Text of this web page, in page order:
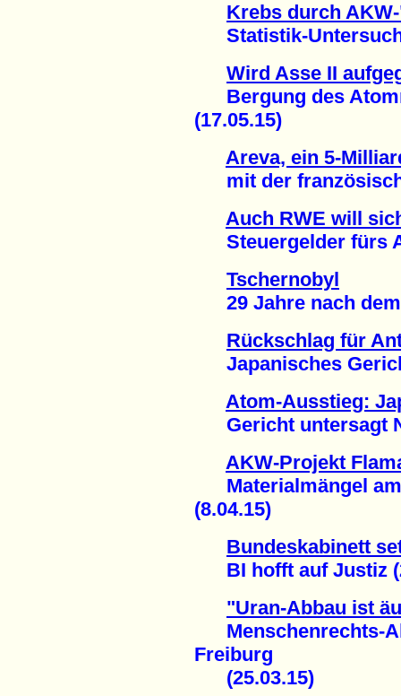
Krebs durch
Statistik-
Wird Asse II
Bergung des
(17.05.15)
Areva, ein 5-
mit der
Auch RWE will
Steuergelder fürs
Tschernobyl
29 Jahre nach dem
Rückschlag für
Japanisches
Atom-Ausstieg:
Gericht untersagt
AKW-Projekt
Materialmängel am
(8.04.15)
Bundeskabinett
BI hofft auf Justiz
"Uran-Abbau ist
Menschenrechts-
Freiburg
(25.03.15)